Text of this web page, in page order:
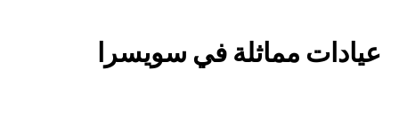
عيادات مماثلة في سويسرا